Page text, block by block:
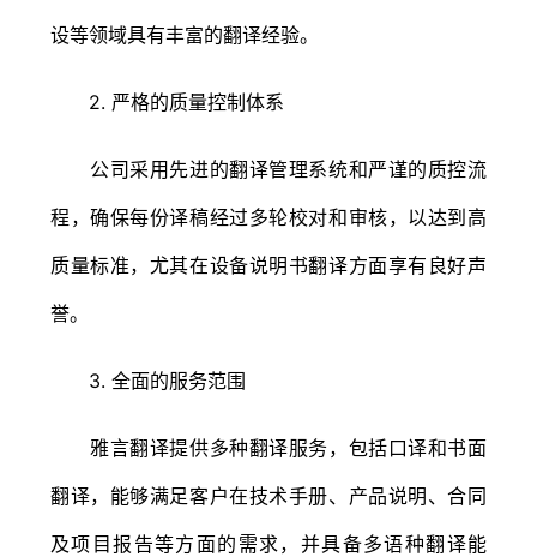
设等领域具有丰富的翻译经验。
2. 严格的质量控制体系
公司采用先进的翻译管理系统和严谨的质控流
程，确保每份译稿经过多轮校对和审核，以达到高
质量标准，尤其在设备说明书翻译方面享有良好声
誉。
3. 全面的服务范围
雅言翻译提供多种翻译服务，包括口译和书面
翻译，能够满足客户在技术手册、产品说明、合同
及项目报告等方面的需求，并具备多语种翻译能